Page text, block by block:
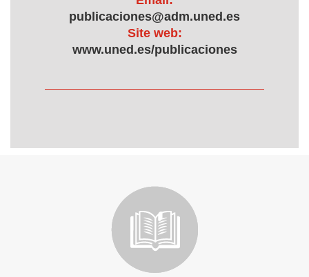
publicaciones@adm.uned.es
Site web:
www.uned.es/publicaciones